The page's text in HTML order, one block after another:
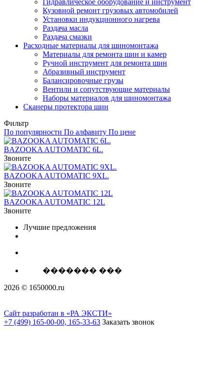
Кузовной ремонт грузовых автомобилей
Установки индукционного нагрева
Раздача масла
Раздача смазки
Расходные материалы для шиномонтажа
Материалы для ремонта шин и камер
Ручной инструмент для ремонта шин
Абразивный инструмент
Балансировочные грузы
Вентили и сопутствующие материалы
Наборы материалов для шиномонтажа
Сканеры протектора шин
Фильтр
По популярности По алфавиту По цене
BAZOOKA AUTOMATIC 6L.
Звоните
BAZOOKA AUTOMATIC 9XL.
Звоните
BAZOOKA AUTOMATIC 12L
Звоните
Лучшие предложения
������� ���
2026 © 1650000.ru
Сайт разработан в «РА ЭКСТИ»
+7 (499) 165-00-00, 165-33-63 Заказать звонок